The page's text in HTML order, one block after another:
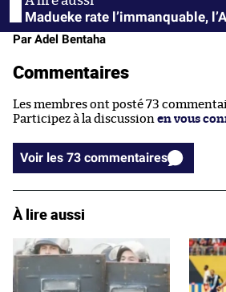
Madueke rate l’immanquable,
Par Adel Bentaha
Commentaires
Les membres ont posté 73
Participez à la discussion en vous
Voir les 73 commentaires
À lire aussi